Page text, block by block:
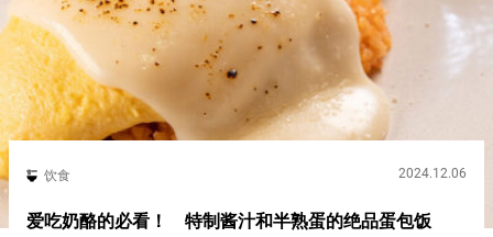
饮食 2024.12.06
爱吃奶酪的必看！ 特制酱汁和半熟蛋的绝品蛋包饭